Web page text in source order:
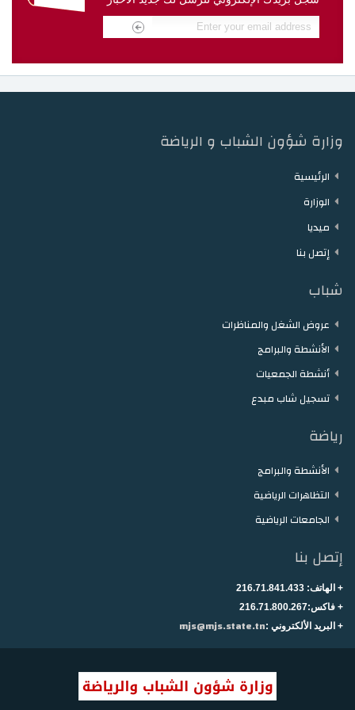
دار الشباب توزر دار الشباب دقاش دار الشباب نفطة
وزارة شؤون الشباب و الرياضة
الرئيسية
الوزارة
ميديا
إتصل بنا
شباب
عروض الشغل والمناظرات
الأنشطة والبرامج
أنشطة الجمعيات
تسجيل شاب مبدع
رياضة
الأنشطة والبرامج
التظاهرات الرياضية
الجامعات الرياضية
إتصل بنا
+ الهاتف: 216.71.841.433
+ فاكس:216.71.800.267
+ البريد الألكتروني :mjs@mjs.state.tn